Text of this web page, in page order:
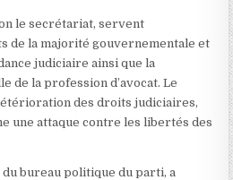
le secrétariat, servent
de la majorité gouvernementale et
judiciaire ainsi que la
de la profession d’avocat. Le
des droits judiciaires,
une attaque contre les libertés des
bureau politique du parti, a